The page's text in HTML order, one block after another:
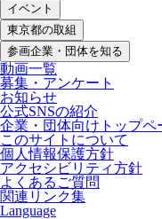
イベント
東京都の取組
参画企業・団体を知る
動画一覧
募集・アンケート
お知らせ
公式SNSの紹介
企業・団体向けトップペ
このサイトについて
個人情報保護方針
アクセシビリティ方針
よくあるご質問
関連リンク集
Language